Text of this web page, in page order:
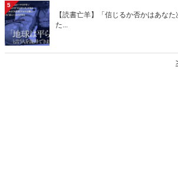
5
【読書亡羊】「信じるか否かはあな
た...